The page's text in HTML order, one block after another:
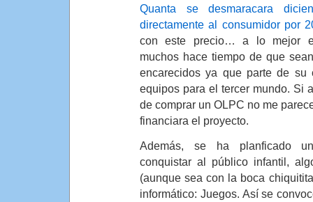
Quanta se desmaracara
directamente al consumidor por
con este precio… a lo mejor
muchos hace tiempo de que
encarecidos ya que parte de su
equipos para el tercer mundo. Si
de comprar un OLPC no me
financiara el proyecto.
Además, se ha planficado
conquistar al público infantil,
(aunque sea con la boca
informático: Juegos. Así se